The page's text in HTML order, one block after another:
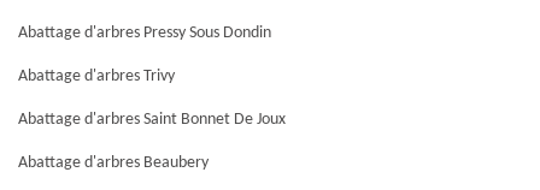
Abattage d'arbres Pressy Sous Dondin
Abattage d'arbres Trivy
Abattage d'arbres Saint Bonnet De Joux
Abattage d'arbres Beaubery